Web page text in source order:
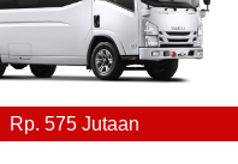
Rp. 575 Jutaan